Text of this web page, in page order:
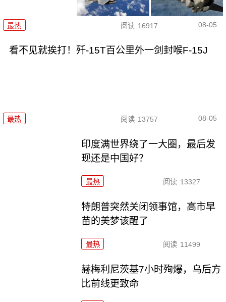
最热 阅读 16917 08-05
看不见就挨打！歼-15T百公里外一剑封喉F-15J
最热 阅读 13757 08-05
印度满世界绕了一大圈，最后发
现还是中国好？
最热 阅读 13327
特朗普突然关闭领事馆，高市早
苗的美梦该醒了
最热 阅读 11499
赫梅利尼茨基7小时殉爆，乌后方
比前线更致命